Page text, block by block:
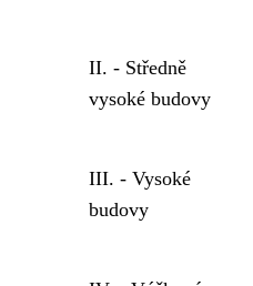
II. - Středně
vysoké budovy
III. - Vysoké
budovy